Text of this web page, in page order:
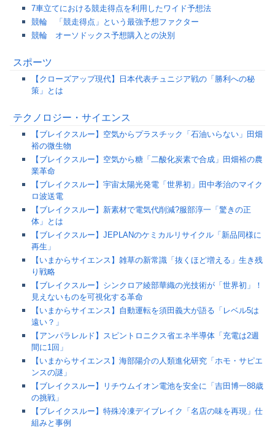
7車立てにおける競走得点を利用したワイド予想法
競輪 「競走得点」という最強予想ファクター
競輪 オーソドックス予想購入との決別
スポーツ
【クローズアップ現代】日本代表チュニジア戦の「勝利への秘
策」とは
テクノロジー・サイエンス
【ブレイクスルー】空気からプラスチック「石油いらない」田畑
裕の微生物
【ブレイクスルー】空気から糖「二酸化炭素で合成」田畑裕の農
業革命
【ブレイクスルー】宇宙太陽光発電「世界初」田中孝治のマイク
ロ波送電
【ブレイクスルー】新素材で電気代削減?服部淳一「驚きの正
体」とは
【ブレイクスルー】JEPLANのケミカルリサイクル「新品同様に
再生」
【いまからサイエンス】雑草の新常識「抜くほど増える」生き残
り戦略
【ブレイクスルー】シンクロア綾部華織の光技術が「世界初」！
見えないものを可視化する革命
【いまからサイエンス】自動運転を須田義大が語る「レベル5は
遠い？」
【アンパラレルド】スピントロニクス省エネ半導体「充電は2週
間に1回」
【いまからサイエンス】海部陽介の人類進化研究「ホモ・サピエ
ンスの謎」
【ブレイクスルー】リチウムイオン電池を安全に「吉田博一88歳
の挑戦」
【ブレイクスルー】特殊冷凍デイブレイク「名店の味を再現」仕
組みと事例